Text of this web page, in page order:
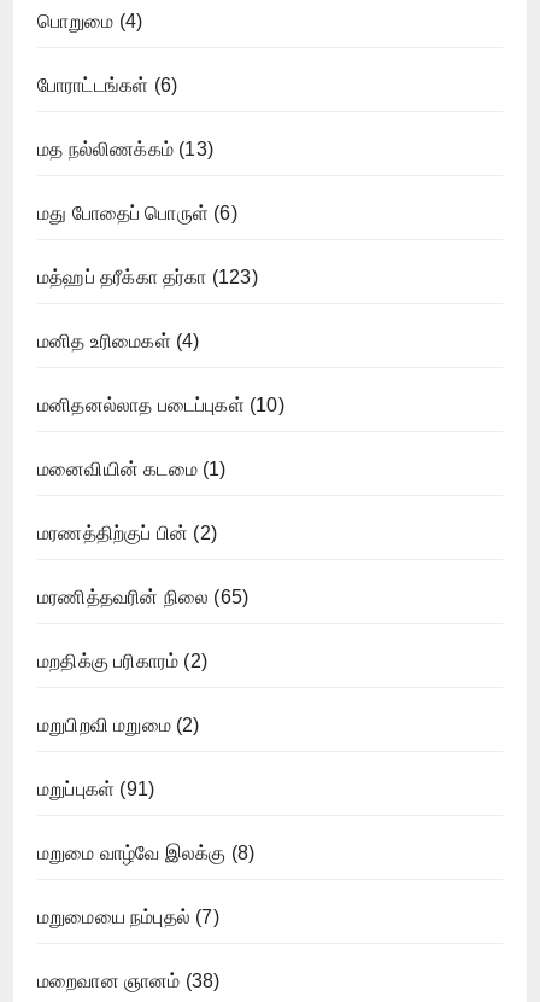
பொறுமை (4)
போராட்டங்கள் (6)
மத நல்லிணக்கம் (13)
மது போதைப் பொருள் (6)
மத்ஹப் தரீக்கா தர்கா (123)
மனித உரிமைகள் (4)
மனிதனல்லாத படைப்புகள் (10)
மனைவியின் கடமை(1)
மரணத்திற்குப் பின் (2)
மரணித்தவரின் நிலை (65)
மறதிக்கு பரிகாரம் (2)
மறுபிறவி மறுமை(2)
மறுப்புகள் (91)
மறுமை வாழ்வே இலக்கு (8)
மறுமையை நம்புதல் (7)
மறைவான ஞானம் (38)